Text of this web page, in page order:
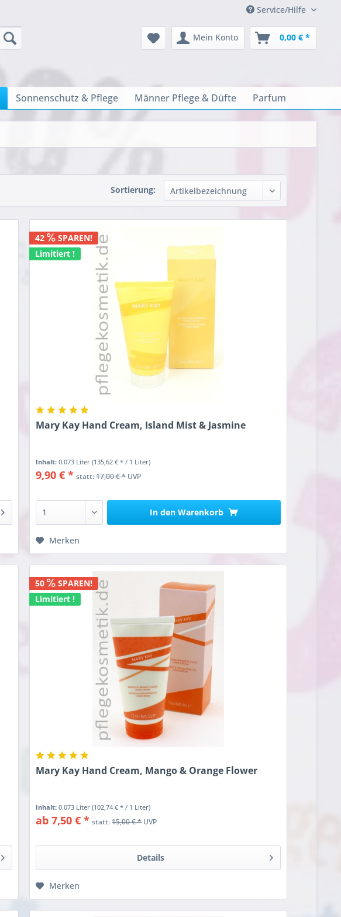
Service/Hilfe
Mein Konto 0,00 € *
Sonnenschutz & Pflege Männer Pflege & Düfte Parfum
Sortierung:
42
SPAREN!
Limitiert !
Mary Kay Hand Cream, Island Mist & Jasmine
Inhalt:0.073 Liter(135,62 € * / 1 Liter)
9,90 € * statt:17,00 € *UVP
In den Warenkorb
Merken
50
SPAREN!
Limitiert !
Mary Kay Hand Cream, Mango & Orange Flower
Inhalt:0.073 Liter(102,74 € * / 1 Liter)
ab 7,50 € * statt:15,00 € *UVP
Details
Merken